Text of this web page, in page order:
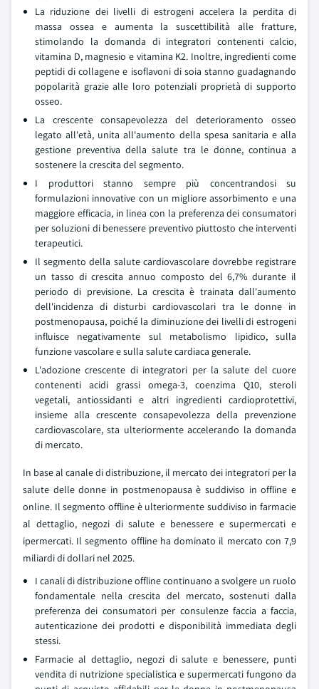
La riduzione dei livelli di estrogeni accelera la perdita di
massa ossea e aumenta la suscettibilità alle fratture,
stimolando la domanda di integratori contenenti calcio,
vitamina D, magnesio e vitamina K2. Inoltre, ingredienti come
peptidi di collagene e isoflavoni di soia stanno guadagnando
popolarità grazie alle loro potenziali proprietà di supporto
osseo.
La crescente consapevolezza del deterioramento osseo
legato all'età, unita all'aumento della spesa sanitaria e alla
gestione preventiva della salute tra le donne, continua a
sostenere la crescita del segmento.
I produttori stanno sempre più concentrandosi su
formulazioni innovative con un migliore assorbimento e una
maggiore efficacia, in linea con la preferenza dei consumatori
per soluzioni di benessere preventivo piuttosto che interventi
terapeutici.
Il segmento della salute cardiovascolare dovrebbe registrare
un tasso di crescita annuo composto del 6,7% durante il
periodo di previsione. La crescita è trainata dall'aumento
dell'incidenza di disturbi cardiovascolari tra le donne in
postmenopausa, poiché la diminuzione dei livelli di estrogeni
influisce negativamente sul metabolismo lipidico, sulla
funzione vascolare e sulla salute cardiaca generale.
L'adozione crescente di integratori per la salute del cuore
contenenti acidi grassi omega-3, coenzima Q10, steroli
vegetali, antiossidanti e altri ingredienti cardioprotettivi,
insieme alla crescente consapevolezza della prevenzione
cardiovascolare, sta ulteriormente accelerando la domanda
di mercato.
In base al canale di distribuzione, il mercato dei integratori per la
salute delle donne in postmenopausa è suddiviso in offline e
online. Il segmento offline è ulteriormente suddiviso in farmacie
al dettaglio, negozi di salute e benessere e supermercati e
ipermercati. Il segmento offline ha dominato il mercato con 7,9
miliardi di dollari nel 2025.
I canali di distribuzione offline continuano a svolgere un ruolo
fondamentale nella crescita del mercato, sostenuti dalla
preferenza dei consumatori per consulenze faccia a faccia,
autenticazione dei prodotti e disponibilità immediata degli
stessi.
Farmacie al dettaglio, negozi di salute e benessere, punti
vendita di nutrizione specialistica e supermercati fungono da